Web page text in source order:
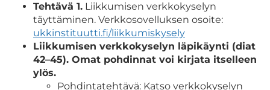
Tehtävä 1. Liikkumisen verkkokyselyn
täyttäminen. Verkkosovelluksen osoite:
ukkinstituutti.fi/liikkumiskysely
Liikkumisen verkkokyselyn läpikäynti (diat
42–45). Omat pohdinnat voi kirjata itselleen
ylös.
Pohdintatehtävä: Katso verkkokyselyn